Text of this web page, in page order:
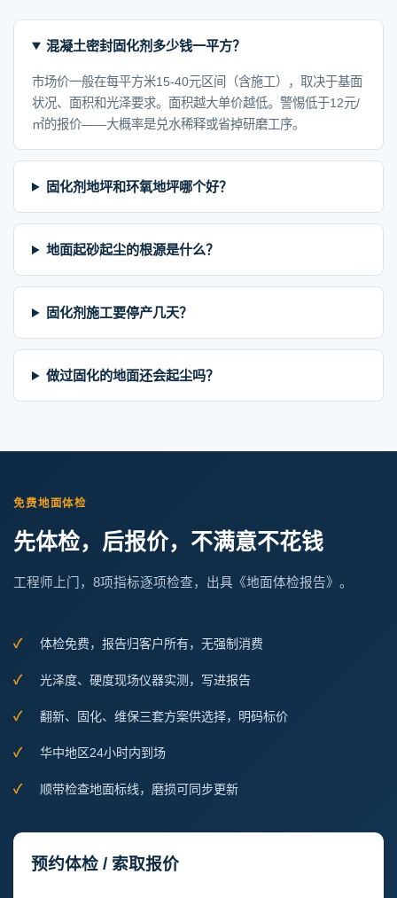
混凝土密封固化剂多少钱一平方？
市场价一般在每平方米15-40元区间（含施工），取决于基面
状况、面积和光泽要求。面积越大单价越低。警惕低于12元/
㎡的报价——大概率是兑水稀释或省掉研磨工序。
固化剂地坪和环氧地坪哪个好？
地面起砂起尘的根源是什么？
固化剂施工要停产几天？
做过固化的地面还会起尘吗？
免费地面体检
先体检，后报价，不满意不花钱
工程师上门，8项指标逐项检查，出具《地面体检报告》。
体检免费，报告归客户所有，无强制消费
光泽度、硬度现场仪器实测，写进报告
翻新、固化、维保三套方案供选择，明码标价
华中地区24小时内到场
顺带检查地面标线，磨损可同步更新
预约体检 / 索取报价